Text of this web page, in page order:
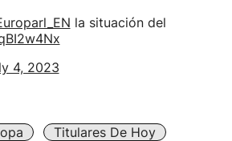
la situación del
4, 2023
Titulares De Hoy